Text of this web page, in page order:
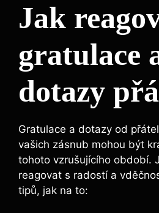
Jak
gratulace
dotazy
Gratulace a dotazy od
vašich zásnub mohou být
tohoto vzrušujícího období.
reagovat s radostí a
tipů, jak na to: